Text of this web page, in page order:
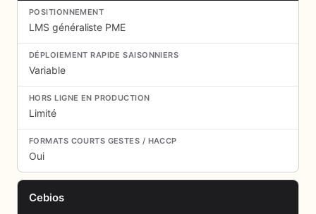
LMS généraliste PME
Variable
Limité
Oui
Cebios